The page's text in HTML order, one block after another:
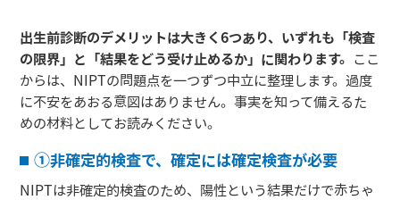
出生前診断のデメリットは大きく6つあり、いずれも「検査
の限界」と「結果をどう受け止めるか」に関わります。 ここ
からは、NIPTの問題点を一つずつ中立に整理します。過度
に不安をあおる意図はありません。事実を知って備えるた
めの材料としてお読みください。
①非確定的検査で、確定には確定検査が必要
NIPTは非確定的検査のため、陽性という結果だけで赤ちゃ